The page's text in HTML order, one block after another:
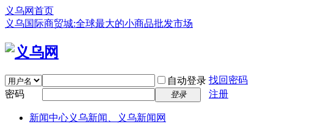
义乌网首页
义乌国际商贸城:全球最大的小商品批发市场
自动登录 找回密码
密码
登录 注册
新闻中心义乌新闻、义乌新闻网